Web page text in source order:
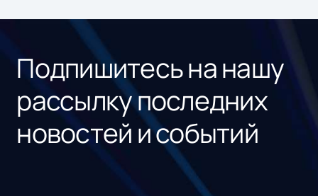
Подпишитесь на нашу
рассылку последних
новостей и событий